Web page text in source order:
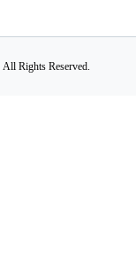
All Rights Reserved.